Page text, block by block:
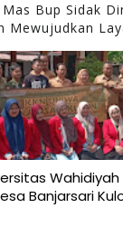
Bup Sidak
Mewujudkan
Wahidiyah
Banjarsari